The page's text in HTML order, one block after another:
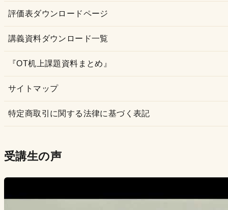
評価表ダウンロードページ
講義資料ダウンロード一覧
『OT机上課題資料まとめ』
サイトマップ
特定商取引に関する法律に基づく表記
受講生の声